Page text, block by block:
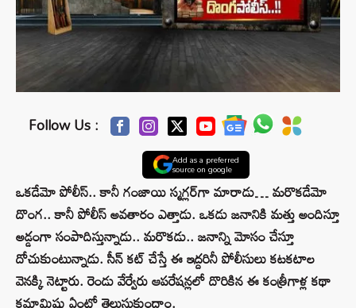
Follow Us :
Add as a preferred
source on google
ఒకడేమో పోలీస్.. కానీ గంజాయి స్మగ్లర్‌గా మారాడు… మరొకడేమో
దొంగ.. కానీ పోలీస్ అవతారం ఎత్తాడు. ఒకడు జనానికి మత్తు అందిస్తూ
అడ్డంగా సంపాదిస్తున్నాడు.. మరొకడు.. జనాన్ని మోసం చేస్తూ
దోచుకుంటున్నాడు. సీన్ కట్ చేస్తే ఈ ఇద్దరినీ పోలీసులు కటకటాల
వెనక్కి నెట్టారు. రెండు వేర్వేరు ఆపరేషన్లలో దొరికిన ఈ కంత్రీగాళ్ల కథా